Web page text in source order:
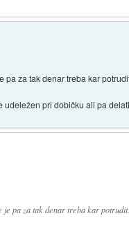
pa za tak denar treba kar
pri dobičku ali pa
je pa za tak denar treba kar potrudit.